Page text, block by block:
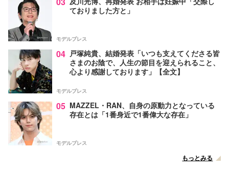
ておりました方と」
モデルプレス
04 戸塚純貴、結婚発表「いつも支えてくださる皆
さまのお陰で、人生の節目を迎えられること、
心より感謝しております」【全文】
モデルプレス
05 MAZZEL・RAN、自身の原動力となっている
存在とは「1番身近で1番偉大な存在」
モデルプレス
もっとみる